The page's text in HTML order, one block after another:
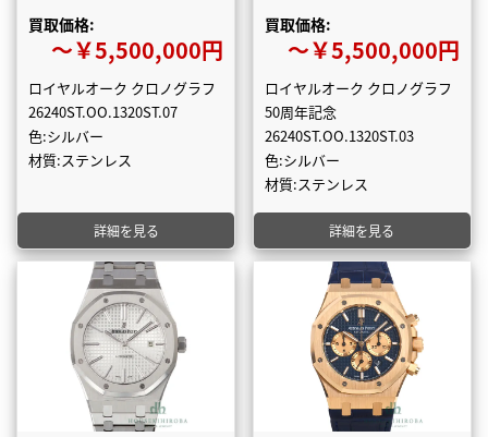
買取価格:
〜￥5,500,000円
ロイヤルオーク クロノグラフ
26240ST.OO.1320ST.07
色:シルバー
材質:ステンレス
詳細を見る
買取価格:
〜￥5,500,000円
ロイヤルオーク クロノグラフ
50周年記念
26240ST.OO.1320ST.03
色:シルバー
材質:ステンレス
詳細を見る